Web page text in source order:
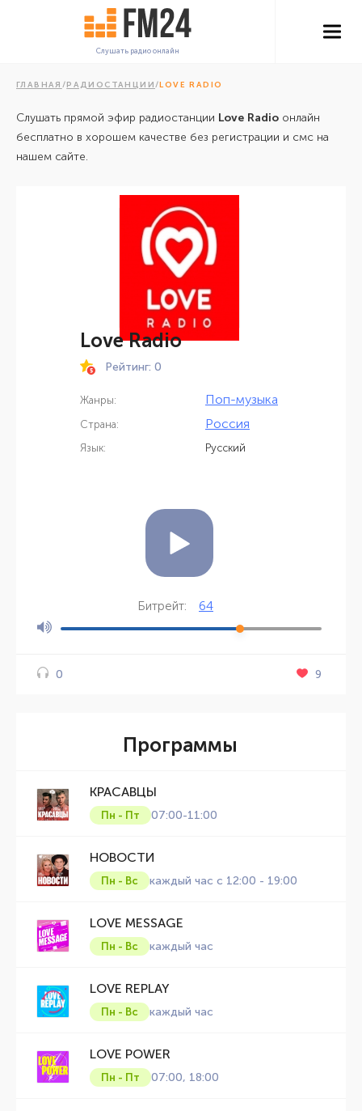
Слушать радио онлайн
ГЛАВНАЯ /РАДИОСТАНЦИИ/LOVE RADIO
Слушать прямой эфир радиостанции Love Radio онлайн
бесплатно в хорошем качестве без регистрации и смс на
нашем сайте.
Love Radio
Рейтинг: 0
Жанры: Поп-музыка
Страна: Россия
Язык: Русский
Битрейт: 64
0 9
Программы
КРАСАВЦЫ
Пн - Пт 07:00-11:00
НОВОСТИ
Пн - Вс каждый час с 12:00 - 19:00
LOVE MESSAGE
Пн - Вс каждый час
LOVE REPLAY
Пн - Вс каждый час
LOVE POWER
Пн - Пт 07:00, 18:00